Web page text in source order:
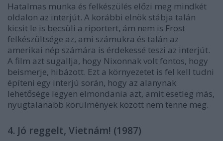
Hatalmas munka és felkészülés előzi meg mindkét
oldalon az interjút. A korábbi elnök stábja talán
kicsit le is becsüli a riportert, ám nem is Frost
felkészültsége az, ami számukra és talán az
amerikai nép számára is érdekessé teszi az interjút.
A film azt sugallja, hogy Nixonnak volt fontos, hogy
beismerje, hibázott. Ezt a környezetet is fel kell tudni
építeni egy interjú során, hogy az alanynak
lehetősége legyen elmondania azt, amit esetleg más,
nyugtalanabb körülmények között nem tenne meg.
4. Jó reggelt, Vietnám! (1987)